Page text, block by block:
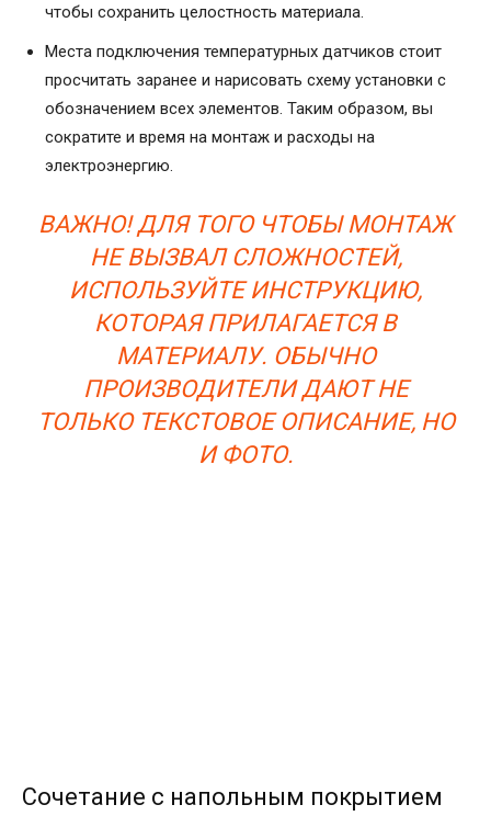
чтобы сохранить целостность материала.
Места подключения температурных датчиков стоит
просчитать заранее и нарисовать схему установки с
обозначением всех элементов. Таким образом, вы
сократите и время на монтаж и расходы на
электроэнергию.
ВАЖНО! ДЛЯ ТОГО ЧТОБЫ МОНТАЖ
НЕ ВЫЗВАЛ СЛОЖНОСТЕЙ,
ИСПОЛЬЗУЙТЕ ИНСТРУКЦИЮ,
КОТОРАЯ ПРИЛАГАЕТСЯ В
МАТЕРИАЛУ. ОБЫЧНО
ПРОИЗВОДИТЕЛИ ДАЮТ НЕ
ТОЛЬКО ТЕКСТОВОЕ ОПИСАНИЕ, НО
И ФОТО.
Сочетание с напольным покрытием